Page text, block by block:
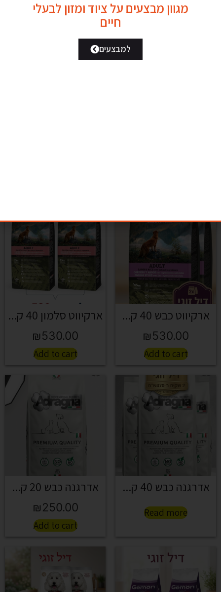
ארקיווט כבש 40 ק...
₪530.00
Add to cart
ארקיווט סלמון 40 ק...
₪530.00
Add to cart
אדרגנה כבש 40 ק...
Read more
אדרגנה כבש 20 ק...
₪250.00
Add to cart
מגוון מבצעים על ציוד ומזון לבעלי
חיים
למבצעים